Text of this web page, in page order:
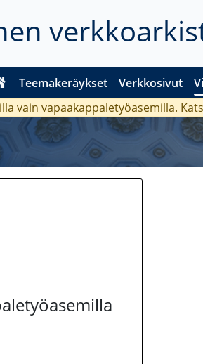
Teemakeräykset Verkkosivut
vain vapaakappaletyöasemilla.